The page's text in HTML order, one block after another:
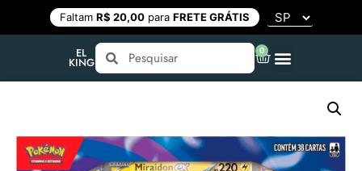
Faltam R$ 20,00para FRETE GRÁTIS
EL
KING
0